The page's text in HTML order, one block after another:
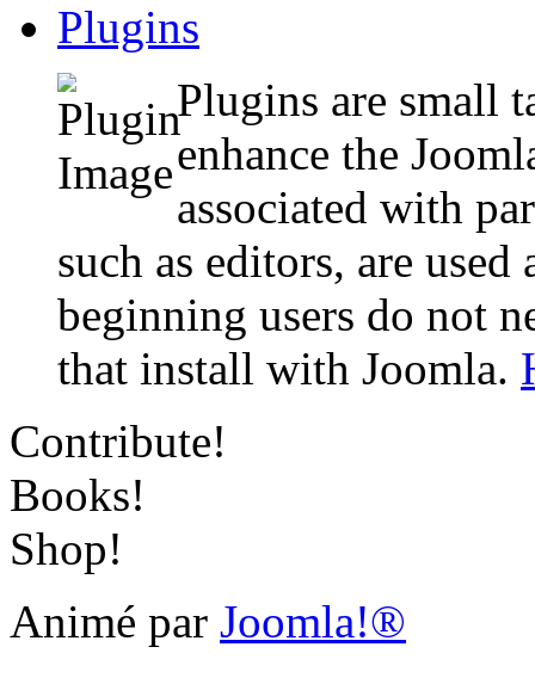
Plugins
Plugins are small
enhance the
associated with
such as editors, are
beginning users do not
that install with Joomla.
Contribute!
Books!
Shop!
Animé par Joomla!®